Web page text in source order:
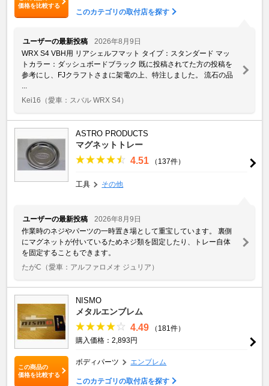
価格を比較する
このカテゴリの取付店を探す
ユーザーの最新投稿
2026年8月9日
WRX S4 VBH用 リアシェルフマット タイプ：スタンダード マッ
トカラー：ダッシュボードブラック 既に投稿されてた方の投稿を
参考にし、FJクラフトさまに架電の上、特注しました。 流石の品
Kei16 （愛車：スバル WRX S4）
ASTRO PRODUCTS
マグネットトレー
4.51 （137件）
工具 その他
ユーザーの最新投稿
2026年8月9日
作業時のネジやパーツの一時置き場として重宝しています。 裏側
にマグネットが付いているためネジ類を固定したり、トレー自体
を固定することもできます。
たがC （愛車：アルファロメオ ジュリア）
この商品の
価格を比較する
NISMO
メタルエンブレム
4.49
（181件）
購入価格：2,893円
ボディパーツ エンブレム
このカテゴリの取付店を探す